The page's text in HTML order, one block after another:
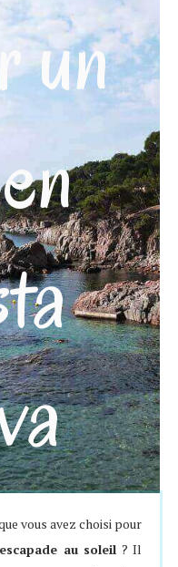
un
vous avez choisi pour
escapade au soleil ? Il